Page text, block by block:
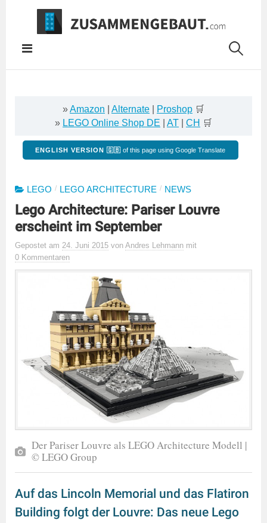
Springe
Inhalt
»Amazon Alternate Proshop 🛒
» LEGO Online Shop DE AT CH 🛒
ENGLISH VERSION 🇬🇧 of this page using Google Translate
LEGO / LEGO ARCHITECTURE / NEWS
Lego Architecture: Pariser Louvre
erscheint im September
Gepostet am 24. Juni 2015 von Andres Lehmann mit
0 Kommentaren
Der Pariser Louvre als LEGO Architecture Modell |
© LEGO Group
Auf das Lincoln Memorial und das Flatiron
Building folgt der Louvre: Das neue Lego